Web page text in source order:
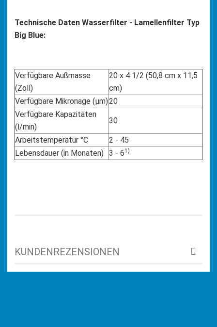
Technische Daten Wasserfilter - Lamellenfilter Typ
Big Blue:
Verfügbare Außmasse
(Zoll)
20 x 4 1/2 (50,8 cm x 11,5
cm)
Verfügbare Mikronage (µm)20
Verfügbare Kapazitäten
(l/min)
30
Arbeitstemperatur °C
2 - 45
Lebensdauer (in Monaten) 3 - 61)
KUNDENREZENSIONEN